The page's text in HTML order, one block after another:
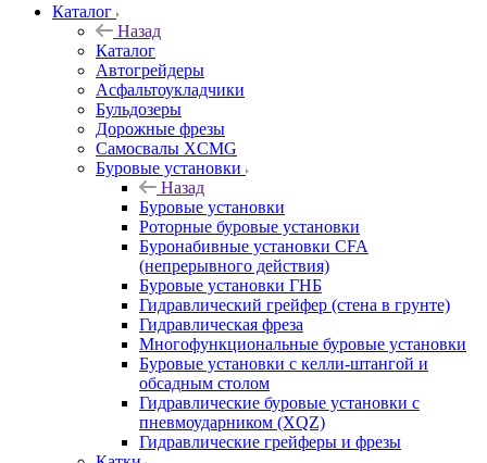
Каталог
Назад
Каталог
Автогрейдеры
Асфальтоукладчики
Бульдозеры
Дорожные фрезы
Самосвалы XCMG
Буровые установки
Назад
Буровые установки
Роторные буровые установки
Буронабивные установки CFA
(непрерывного действия)
Буровые установки ГНБ
Гидравлический грейфер (стена в грунте)
Гидравлическая фреза
Многофункциональные буровые установки
Буровые установки с келли-штангой и
обсадным столом
Гидравлические буровые установки с
пневмоударником (XQZ)
Гидравлические грейферы и фрезы